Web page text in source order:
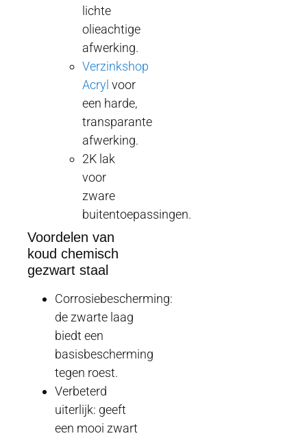
lichte
olieachtige
afwerking.
Verzinkshop
Acryl voor
een harde,
transparante
afwerking.
2K lak
voor
zware
buitentoepassingen.
Voordelen van
koud chemisch
gezwart staal
Corrosiebescherming:
de zwarte laag
biedt een
basisbescherming
tegen roest.
Verbeterd
uiterlijk: geeft
een mooi zwart